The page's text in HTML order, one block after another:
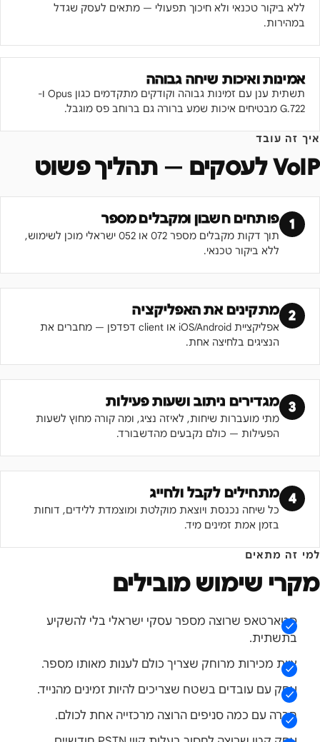
ללא ביקור טכנאי ולא חיכוך תפעולי — מתאים לעסק שגדל
במהירות.
אמינות ואיכות שיחה גבוהה
תשתית ענן עם זמינות גבוהה וקודקים מתקדמים כגון Opus ו-
G.722 מבטיחים איכות שמע ברורה גם ברוחב פס מוגבל.
איך זה עובד
VoIP לעסקים — תהליך פשוט
1 פותחים חשבון ומקבלים מספר
תוך דקות מקבלים מספר 072 או 052 ישראלי מוכן לשימוש,
ללא ביקור טכנאי.
2 מתקינים את האפליקציה
אפליקציית iOS/Android או client דפדפן — מחברים את
הנציגים בלחיצה אחת.
3 מגדירים ניתוב ושעות פעילות
מתי מועברות שיחות, לאיזה נציג, ומה קורה מחוץ לשעות
הפעילות — כולם נקבעים מהדשבורד.
4 מתחילים לקבל ולחייג
כל שיחה נכנסת ויוצאת מוקלטת ומוצמדת ללידים, דוחות
בזמן אמת זמינים מיד.
למי זה מתאים
מקרי שימוש מובילים
סטארטאפ שרוצה מספר עסקי ישראלי בלי להשקיע
בתשתית.
צוות מכירות מרוחק שצריך כולם לענות מאותו מספר.
עסק עם עובדים בשטח שצריכים להיות זמינים מהנייד.
חברה עם כמה סניפים הרוצה מרכזייה אחת לכולם.